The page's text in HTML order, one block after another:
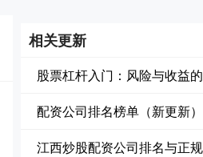
相关更新
股票杠杆入门：风险与收益
配资公司排名榜单（新更新）
江西炒股配资公司排名与正